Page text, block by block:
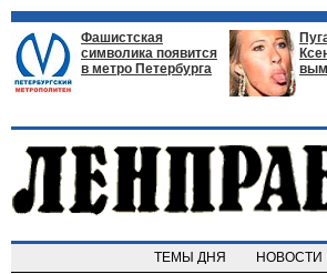
Фашистская
символика появится
в метро Петербурга
ТЕМЫ ДНЯ НОВОСТИ